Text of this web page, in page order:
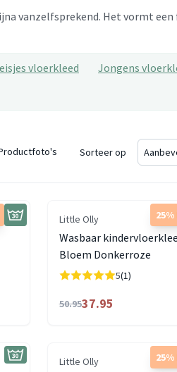
vanzelfsprekend. Het vormt een
vloerkleed
Jongens
Sorteer op
25%
Little Olly
Wasbaar
Bloem Donkerroze
5(1)
50.9537.95
25%
Little Olly